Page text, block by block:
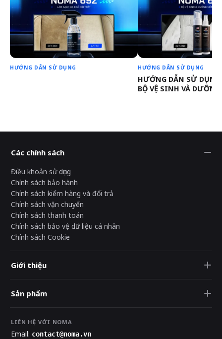
HƯỚNG DẪN SỬ DỤNG HƯỚNG DẪN SỬ DỤNG
HƯỚNG DẪN SỬ
BỘ VỆ SINH VÀ DƯỠNG
Các chính sách
Điều khoản sử dụng
Chính sách bảo hành
Chính sách kiểm hàng và đổi trả
Chính sách vận chuyển
Chính sách thanh toán
Chính sách bảo vệ dữ liệu cá nhân
Chính sách Cookie
Giới thiệu
Sản phẩm
LIÊN HỆ VỚI NOMA
Email: contact@noma.vn